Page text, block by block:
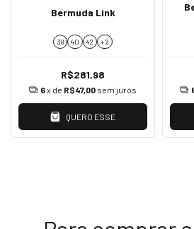
Bermuda Link
38 40 42 + 2
R$281,98
6x de R$47,00 sem juros
QUERO ESSE